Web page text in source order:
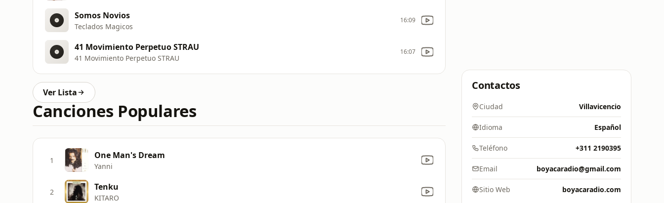
Somos Novios
Teclados Magicos
16:09
41 Movimiento Perpetuo STRAU
41 Movimiento Perpetuo STRAU
16:07
Ver Lista
Canciones Populares
1 One Man's Dream
Yanni
2 Tenku
KITARO
Contactos
Ciudad Villavicencio
Idioma Español
Teléfono +311 2190395
Email boyacaradio@gmail.com
Sitio Web boyacaradio.com